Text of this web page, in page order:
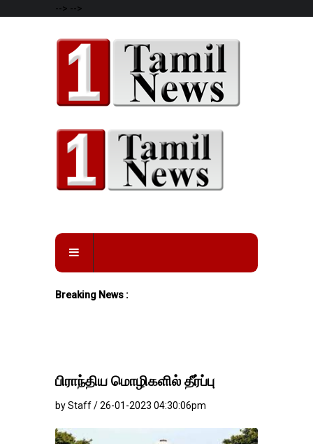
--> -->
Breaking News :
பிராந்திய மொழிகளில் தீர்ப்பு
by Staff / 26-01-2023 04:30:06pm